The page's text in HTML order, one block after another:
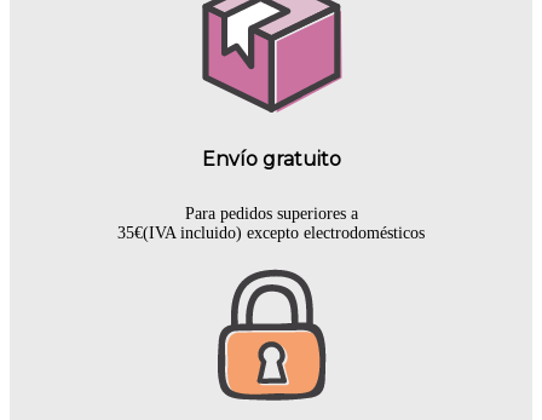
Envío gratuito
Para pedidos superiores a
35€(IVA incluido) excepto electrodomésticos